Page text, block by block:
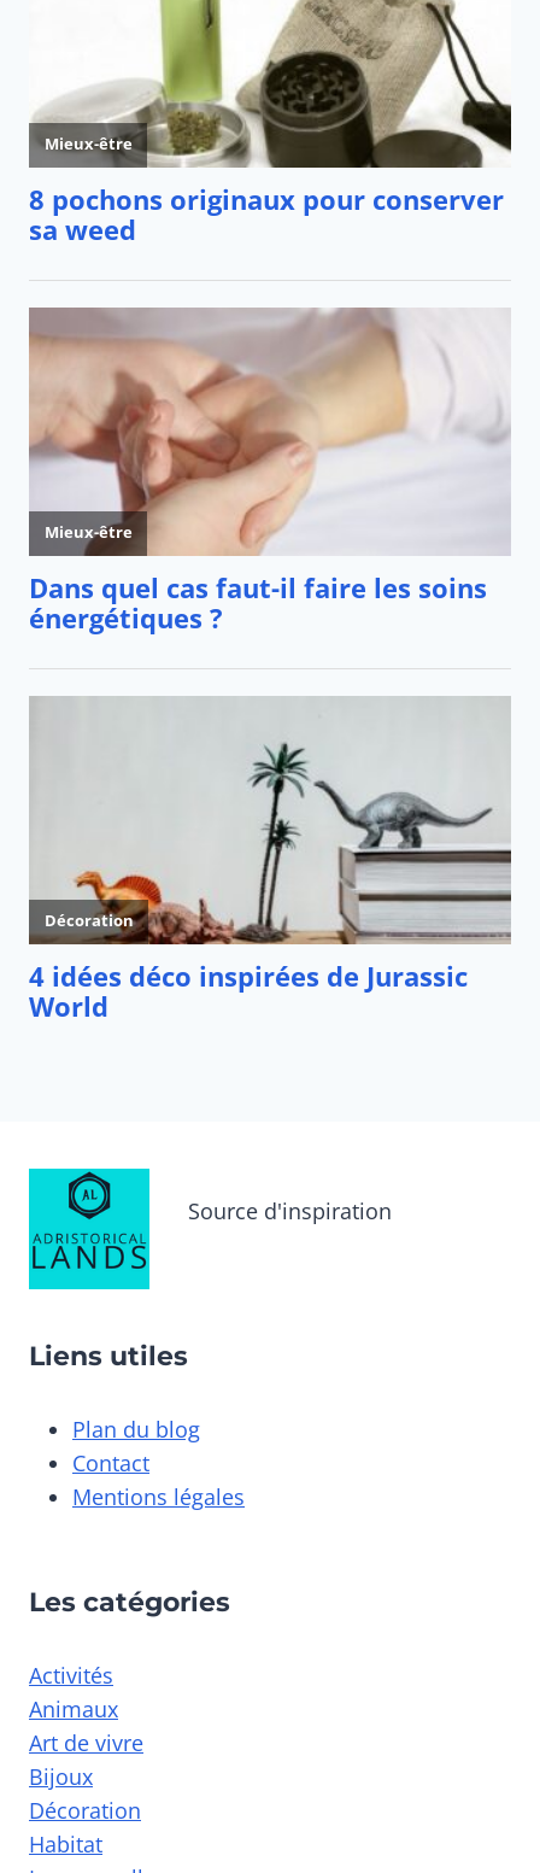
Source d'inspiration
Liens utiles
Plan du blog
Contact
Mentions légales
Les catégories
Activités
Animaux
Art de vivre
Bijoux
Décoration
Habitat